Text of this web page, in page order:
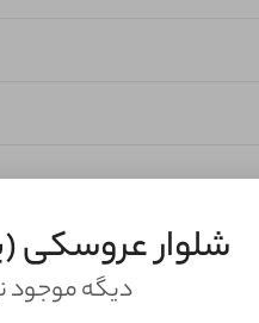
شلوار عروسکی (پک 6
دیگه موجود